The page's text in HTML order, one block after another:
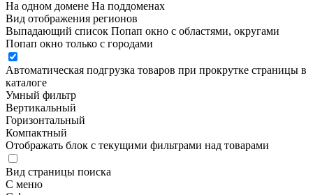
На одном домене На поддоменах
Вид отображения регионов
Выпадающий список Попап окно c областями, округами
Попап окно только с городами
Автоматическая подгрузка товаров при прокрутке страницы в
каталоге
Умный фильтр
Вертикальный
Горизонтальный
Компактный
Отображать блок с текущими фильтрами над товарами
Вид страницы поиска
С меню